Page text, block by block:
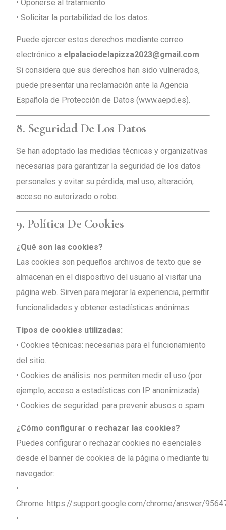
• Oponerse al tratamiento.
• Solicitar la portabilidad de los datos.
Puede ejercer estos derechos mediante correo
electrónico a elpalaciodelapizza2023@gmail.com
Si considera que sus derechos han sido vulnerados,
puede presentar una reclamación ante la Agencia
Española de Protección de Datos (www.aepd.es).
8. Seguridad De Los Datos
Se han adoptado las medidas técnicas y organizativas
necesarias para garantizar la seguridad de los datos
personales y evitar su pérdida, mal uso, alteración,
acceso no autorizado o robo.
9. Política De Cookies
¿Qué son las cookies?
Las cookies son pequeños archivos de texto que se
almacenan en el dispositivo del usuario al visitar una
página web. Sirven para mejorar la experiencia, permitir
funcionalidades y obtener estadísticas anónimas.
Tipos de cookies utilizadas:
• Cookies técnicas: necesarias para el funcionamiento
del sitio.
• Cookies de análisis: nos permiten medir el uso (por
ejemplo, acceso a estadísticas con IP anonimizada).
• Cookies de seguridad: para prevenir abusos o spam.
¿Cómo configurar o rechazar las cookies?
Puedes configurar o rechazar cookies no esenciales
desde el banner de cookies de la página o mediante tu
navegador:
•
Chrome: https://support.google.com/chrome/answer/
•